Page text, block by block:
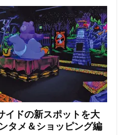
イドの新スポットを大
タメ＆ショッピング編